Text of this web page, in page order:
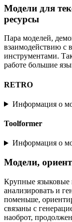
Модели для
ресурсы
Пара моделей,
взаимодействию с
инструментами.
работе большие
RETRO
Информация о
Toolformer
Информация о
Модели,
Крупные языковые
анализировать и
поменьше,
связаны с
наоброт,